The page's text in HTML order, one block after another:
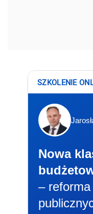
SZKOLENIE
Nowa
–